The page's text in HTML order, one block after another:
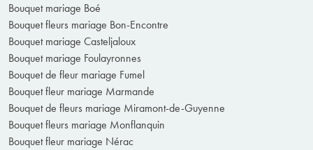
Bouquet mariage Boé
Bouquet fleurs mariage Bon-Encontre
Bouquet mariage Casteljaloux
Bouquet mariage Foulayronnes
Bouquet de fleur mariage Fumel
Bouquet fleur mariage Marmande
Bouquet de fleurs mariage Miramont-de-Guyenne
Bouquet fleurs mariage Monflanquin
Bouquet fleur mariage Nérac